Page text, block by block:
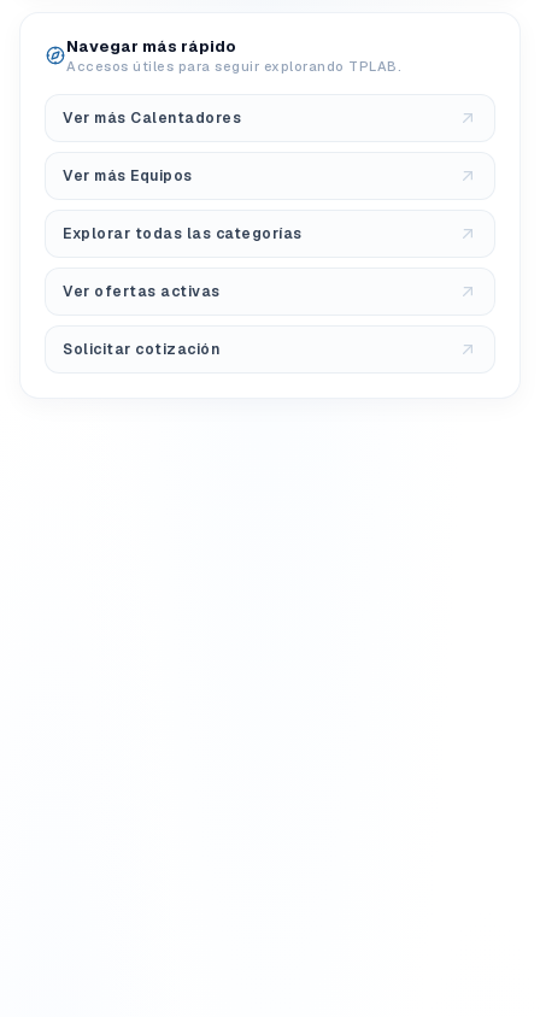
Navegar más rápido
Accesos útiles para seguir explorando TPLAB.
Ver más Calentadores
Ver más Equipos
Explorar todas las categorías
Ver ofertas activas
Solicitar cotización